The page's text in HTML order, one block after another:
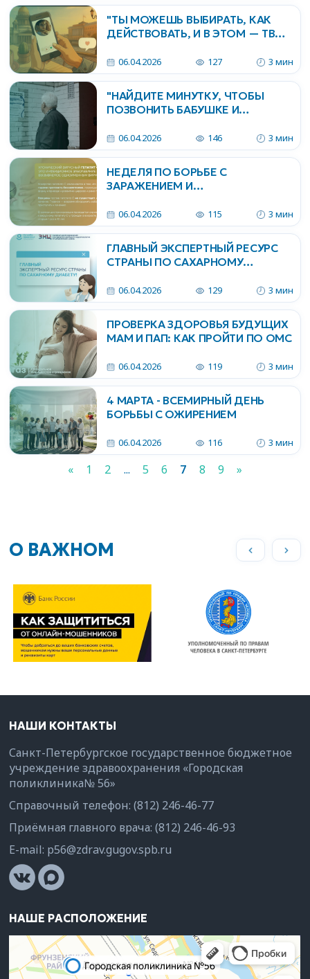
"ТЫ МОЖЕШЬ ВЫБИРАТЬ, КАК
ДЕЙСТВОВАТЬ, И В ЭТОМ — ТВОЯ
06.04.2026 127 3 мин
"НАЙДИТЕ МИНУТКУ, ЧТОБЫ
ПОЗВОНИТЬ БАБУШКЕ И
МОЖЕТ ПРЕДУПРЕДИТЬ БЕДУ!" ☎️
06.04.2026 146 3 мин
НЕДЕЛЯ ПО БОРЬБЕ С
ЗАРАЖЕНИЕМ И
ХРОНИЧЕСКОГО ВИРУСНОГО
ГЕПАТИТА С
06.04.2026 115 3 мин
ГЛАВНЫЙ ЭКСПЕРТНЫЙ РЕСУРС
СТРАНЫ ПО САХАРНОМУ
06.04.2026 129 3 мин
ПРОВЕРКА ЗДОРОВЬЯ БУДУЩИХ
МАМ И ПАП: КАК ПРОЙТИ ПО ОМС
06.04.2026 119 3 мин
4 МАРТА - ВСЕМИРНЫЙ ДЕНЬ
БОРЬБЫ С ОЖИРЕНИЕМ
06.04.2026 116 3 мин
« 1 2 ... 5 6 7 8 9 »
О ВАЖНОМ
НАШИ КОНТАКТЫ
Санкт-Петербургское государственное бюджетное
учреждение здравоохранения «Городская
поликлиника№ 56»
Справочный телефон:(812) 246-46-77
Приёмная главного врача:(812) 246-46-93
E-mail: p56@zdrav.gugov.spb.ru
НАШЕ РАСПОЛОЖЕНИЕ